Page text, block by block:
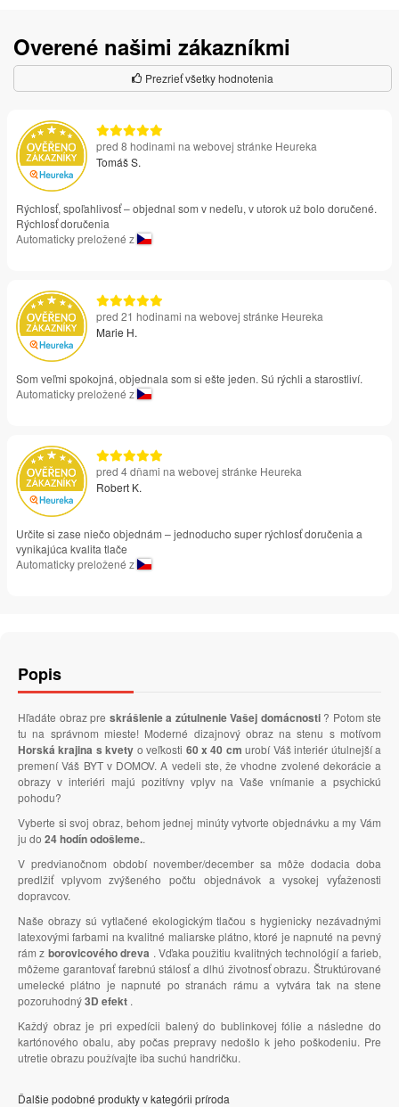
Overené našimi zákazníkmi
Prezrieť všetky hodnotenia
pred 8 hodinami na webovej stránke Heureka
Tomáš S.
Rýchlosť, spoľahlivosť – objednal som v nedeľu, v utorok už bolo doručené.
Rýchlosť doručenia
Automaticky preložené z
pred 21 hodinami na webovej stránke Heureka
Marie H.
Som veľmi spokojná, objednala som si ešte jeden. Sú rýchli a starostliví.
Automaticky preložené z
pred 4 dňami na webovej stránke Heureka
Robert K.
Určite si zase niečo objednám – jednoducho super rýchlosť doručenia a
vynikajúca kvalita tlače
Automaticky preložené z
Popis
Hľadáte obraz pre skrášlenie a zútulnenie Vašej domácnosti ? Potom ste
tu na správnom mieste! Moderné dizajnový obraz na stenu s motívom
Horská krajina s kvety o veľkosti 60 x 40 cm urobí Váš interiér útulnejší a
premení Váš BYT v DOMOV. A vedeli ste, že vhodne zvolené dekorácie a
obrazy v interiéri majú pozitívny vplyv na Vaše vnímanie a psychickú
pohodu?
Vyberte si svoj obraz, behom jednej minúty vytvorte objednávku a my Vám
ju do 24 hodín odošleme..
V predvianočnom období november/december sa môže dodacia doba
predlžiť vplyvom zvýšeného počtu objednávok a vysokej vyťaženosti
dopravcov.
Naše obrazy sú vytlačené ekologickým tlačou s hygienicky nezávadnými
latexovými farbami na kvalitné maliarske plátno, ktoré je napnuté na pevný
rám z borovicového dreva . Vďaka použitiu kvalitných technológií a farieb,
môžeme garantovať farebnú stálosť a dlhú životnosť obrazu. Štruktúrované
umelecké plátno je napnuté po stranách rámu a vytvára tak na stene
pozoruhodný3D efekt .
Každý obraz je pri expedícii balený do bublinkovej fólie a následne do
kartónového obalu, aby počas prepravy nedošlo k jeho poškodeniu. Pre
utretie obrazu používajte iba suchú handričku.
Ďalšie podobné produkty v kategórii príroda